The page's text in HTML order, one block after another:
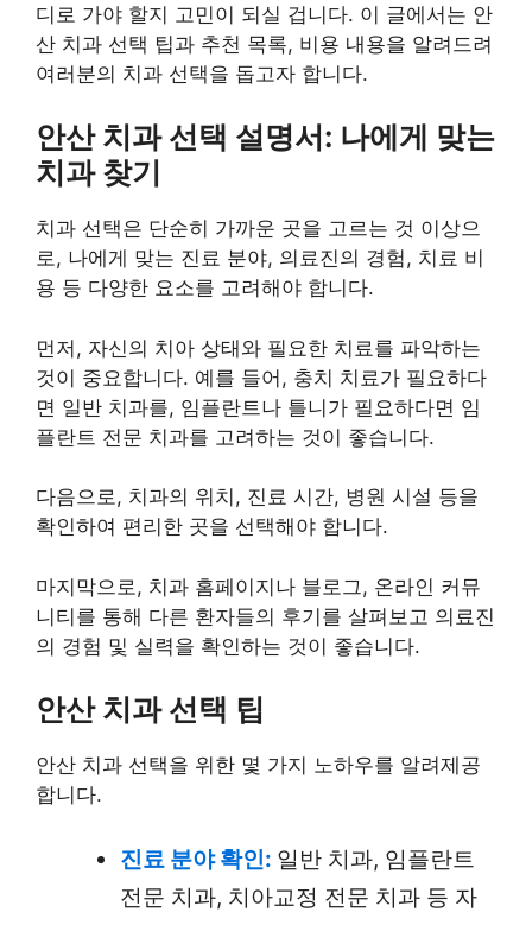
디로 가야 할지 고민이 되실 겁니다. 이 글에서는 안
산 치과 선택 팁과 추천 목록, 비용 내용을 알려드려
여러분의 치과 선택을 돕고자 합니다.
안산 치과 선택 설명서: 나에게 맞는
치과 찾기
치과 선택은 단순히 가까운 곳을 고르는 것 이상으
로, 나에게 맞는 진료 분야, 의료진의 경험, 치료 비
용 등 다양한 요소를 고려해야 합니다.
먼저, 자신의 치아 상태와 필요한 치료를 파악하는
것이 중요합니다. 예를 들어, 충치 치료가 필요하다
면 일반 치과를, 임플란트나 틀니가 필요하다면 임
플란트 전문 치과를 고려하는 것이 좋습니다.
다음으로, 치과의 위치, 진료 시간, 병원 시설 등을
확인하여 편리한 곳을 선택해야 합니다.
마지막으로, 치과 홈페이지나 블로그, 온라인 커뮤
니티를 통해 다른 환자들의 후기를 살펴보고 의료진
의 경험 및 실력을 확인하는 것이 좋습니다.
안산 치과 선택 팁
안산 치과 선택을 위한 몇 가지 노하우를 알려제공
합니다.
진료 분야 확인: 일반 치과, 임플란트
전문 치과, 치아교정 전문 치과 등 자